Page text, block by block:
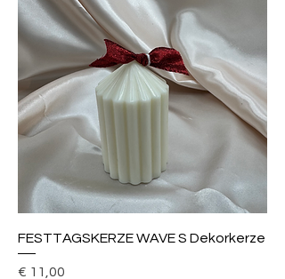
FESTTAGSKERZE WAVE S Dekorkerze
Preis
€ 11,00